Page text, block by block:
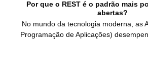
Por que o REST é o padrão mais
abertas?
No mundo da tecnologia moderna, as
Programação de Aplicações)